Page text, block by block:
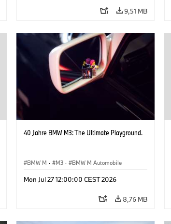
9,51 MB
40 Jahre BMW M3: The Ultimate Playground.
BMW M · M3 · BMW M Automobile
Mon Jul 27 12:00:00 CEST 2026
8,76 MB